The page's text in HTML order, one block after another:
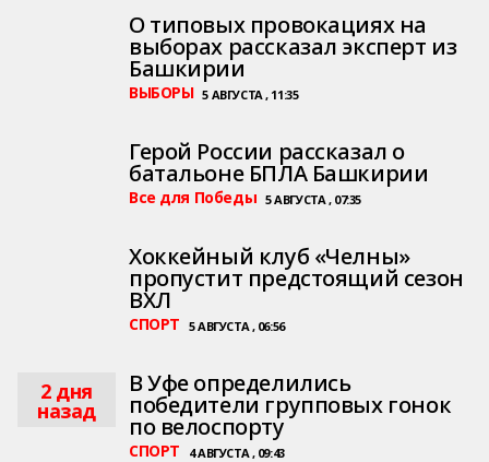
О типовых провокациях на
выборах рассказал эксперт из
Башкирии
ВЫБОРЫ 5 АВГУСТА , 11:35
Герой России рассказал о
батальоне БПЛА Башкирии
Все для Победы 5 АВГУСТА , 07:35
Хоккейный клуб «Челны»
пропустит предстоящий сезон
ВХЛ
СПОРТ 5 АВГУСТА , 06:56
2 дня
назад
В Уфе определились
победители групповых гонок
по велоспорту
СПОРТ 4 АВГУСТА , 09:43